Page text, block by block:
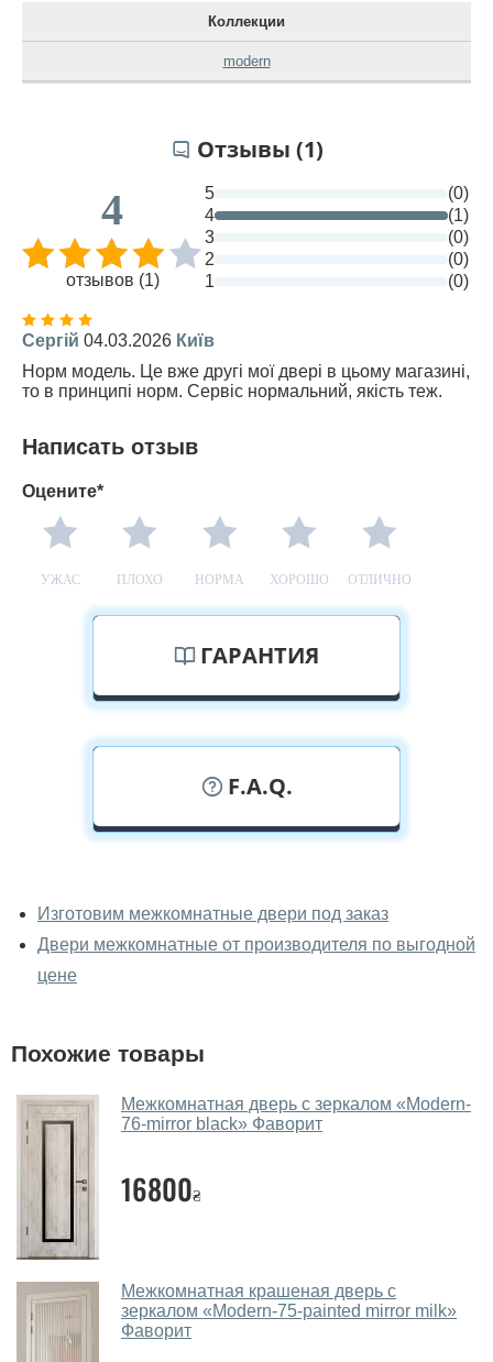
Коллекции
modern
Отзывы (1)
4
отзывов (1)
5
(0)
4
(1)
3
(0)
2
(0)
1
(0)
Сергій 04.03.2026 Київ
Норм модель. Це вже другі мої двері в цьому магазині,
то в принципі норм. Сервіс нормальний, якість теж.
Написать отзыв
Оцените*
УЖАС ПЛОХО НОРМА ХОРОШО ОТЛИЧНО
ГАРАНТИЯ
F.A.Q.
межкомнатные двери фаворит
вживую?
Да, можно посмотреть межкомнатные двери фаворит
дверей.
межкомнатные двери фаворит?
через мессенджеры, онлайн чат или непосредственно
Какие основные особенности и
преимущества ваших межкомнатных
Изготовим межкомнатные двери под заказ
Двери межкомнатные от производителя по выгодной
цене
Похожие товары
Межкомнатная дверь с зеркалом «Modern-
76-mirror black» Фаворит
16800₴
Межкомнатная крашеная дверь с
зеркалом «Modern-75-painted mirror milk»
Фаворит